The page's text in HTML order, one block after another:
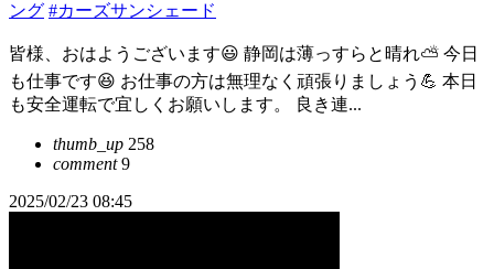
ング #カーズサンシェード
皆様、おはようございます😃 静岡は薄っすらと晴れ⛅️ 今日
も仕事です😆 お仕事の方は無理なく頑張りましょう💪 本日
も安全運転で宜しくお願いします。 良き連...
thumb_up 258
comment9
2025/02/23 08:45